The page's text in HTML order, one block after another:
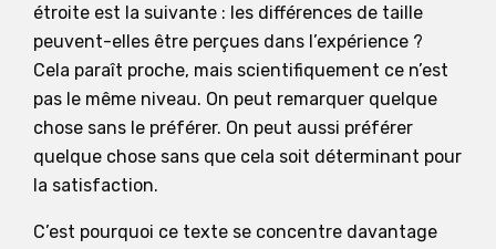
étroite est la suivante : les différences de taille
peuvent-elles être perçues dans l’expérience ?
Cela paraît proche, mais scientifiquement ce n’est
pas le même niveau. On peut remarquer quelque
chose sans le préférer. On peut aussi préférer
quelque chose sans que cela soit déterminant pour
la satisfaction.
C’est pourquoi ce texte se concentre davantage